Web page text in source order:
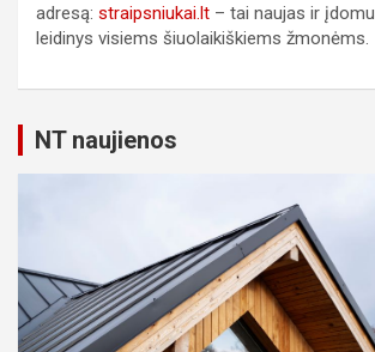
adresą: straipsniukai.lt – tai naujas ir
leidinys visiems šiuolaikiškiems žmonėms.
NT naujienos